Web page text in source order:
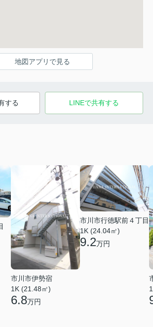
地図アプリで見る
する LINEで共有する
市川市伊勢宿
1K (21.48㎡)
6.8万円
市川市行徳駅前４丁目
1K (24.04㎡)
9.2万円